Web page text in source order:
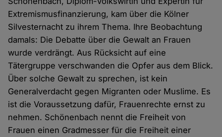
Extremismusfinanzierung, kam über die Kölner
Silvesternacht zu ihrem Thema. Ihre Beobachtung
damals: Die Debatte über die Gewalt an Frauen
wurde verdrängt. Aus Rücksicht auf eine
Tätergruppe verschwanden die Opfer aus dem Blick.
Über solche Gewalt zu sprechen, ist kein
Generalverdacht gegen Migranten oder Muslime. Es
ist die Voraussetzung dafür, Frauenrechte ernst zu
nehmen. Schönenbach nennt die Freiheit von
Frauen einen Gradmesser für die Freiheit einer